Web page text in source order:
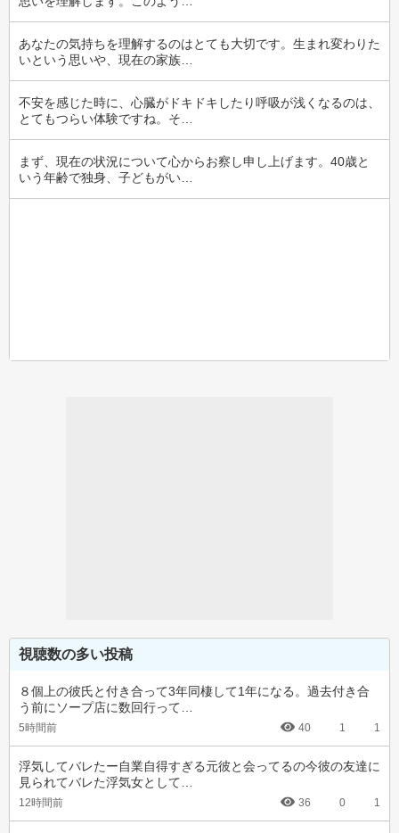
あなたの気持ちを理解するのはとても大切です。生まれ変わりた
いという思いや、現在の家族…
不安を感じた時に、心臓がドキドキしたり呼吸が浅くなるのは、
とてもつらい体験ですね。そ…
まず、現在の状況について心からお察し申し上げます。40歳と
いう年齢で独身、子どもがい…
視聴数の多い投稿
８個上の彼氏と付き合って3年同棲して1年になる。過去付き合
う前にソープ店に数回行って…
5時間前 40 1 1
浮気してバレたー自業自得すぎる元彼と会ってるの今彼の友達に
見られてバレた浮気女として…
12時間前 36 0 1